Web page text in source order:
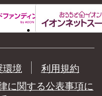
環境
利用規約
に関する公表事項に